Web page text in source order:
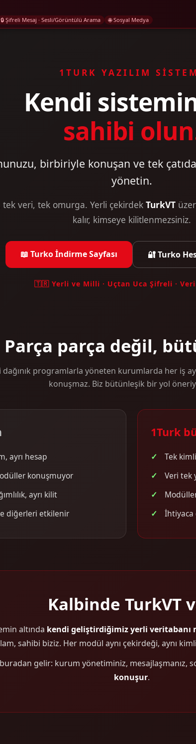
🔒 Şifreli Mesaj · Sesli/Görüntülü Arama 🌐 Sosyal Medya
1TURK YAZILIM
Kendi
sahibi
birbiriyle konuşan ve tek
yönetin.
tek veri, tek omurga. Yerli çekirdek TurkVT
kalır, kimseye kilitlenmezsiniz.
📖 Turko İndirme Sayfası 🔐 Turko
🇹🇷 Yerli ve Milli · Uçtan Uca Şifreli ·
Parça parça değil,
dağınık programlarla yöneten kurumlarda her iş
konuşmaz. Biz bütünleşik bir yol
ayrı hesap
konuşmuyor
ayrı kilit
diğerleri etkilenir
1Turk
Tek
Veri tek
İhtiyaca
Kalbinde TurkVT
altında kendi geliştirdiğimiz yerli veritabanı
sahibi biziz. Her modül aynı çekirdeği, aynı
gelir: kurum yönetiminiz, mesajlaşmanız,
konuşur.